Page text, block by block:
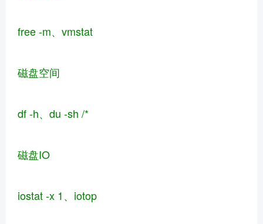
free -m、vmstat
磁盘空间
df -h、du -sh /*
磁盘IO
iostat -x 1、iotop